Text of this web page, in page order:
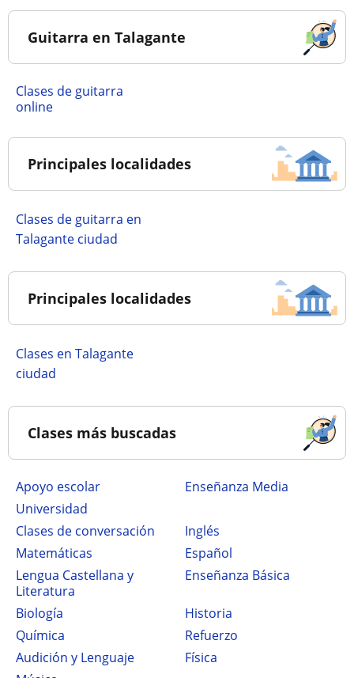
Guitarra en Talagante
Clases de guitarra
online
Principales localidades
Clases de guitarra en
Talagante ciudad
Principales localidades
Clases en Talagante
ciudad
Clases más buscadas
Apoyo escolar
Enseñanza Media
Universidad
Clases de conversación
Inglés
Matemáticas
Español
Lengua Castellana y
Literatura
Enseñanza Básica
Biología
Historia
Química
Refuerzo
Audición y Lenguaje
Física